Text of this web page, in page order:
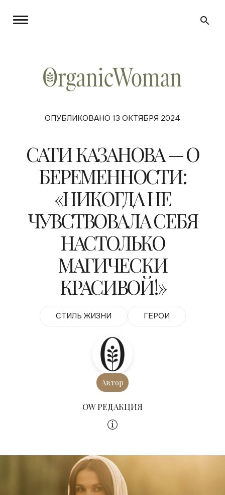
ОПУБЛИКОВАНО 13 ОКТЯБРЯ 2024
САТИ КАЗАНОВА — О
БЕРЕМЕННОСТИ:
«НИКОГДА НЕ
ЧУВСТВОВАЛА СЕБЯ
НАСТОЛЬКО
МАГИЧЕСКИ
КРАСИВОЙ!»
СТИЛЬ ЖИЗНИ ГЕРОИ
Автор
OW РЕДАКЦИЯ